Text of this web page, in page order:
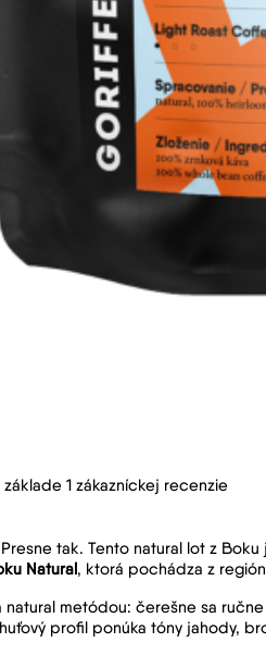
základe1 zákazníckej recenzie
tak. Tento natural lot z
Natural, ktorá pochádza z
natural metódou: čerešne sa
profil ponúka tóny jahody,